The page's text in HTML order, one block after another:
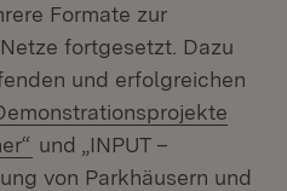
Formate zur
fortgesetzt. Dazu
und erfolgreichen
(Öffnet in neuem Fenster)
und „INPUT –
von Parkhäusern und